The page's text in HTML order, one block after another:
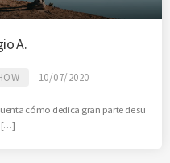
A.
10/07/2020
cómo dedica gran parte de su
[…]